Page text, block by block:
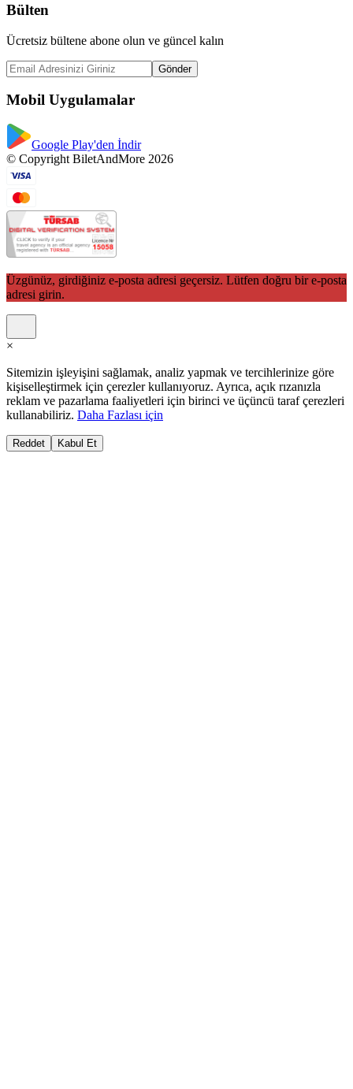
Bülten
Ücretsiz bültene abone olun ve güncel kalın
Gönder
Mobil Uygulamalar
Google Play'den İndir
© Copyright BiletAndMore 2026
Üzgünüz, girdiğiniz e-posta adresi geçersiz. Lütfen doğru bir e-posta
adresi girin.
×
Sitemizin işleyişini sağlamak, analiz yapmak ve tercihlerinize göre
kişiselleştirmek için çerezler kullanıyoruz. Ayrıca, açık rızanızla
reklam ve pazarlama faaliyetleri için birinci ve üçüncü taraf çerezleri
kullanabiliriz. Daha Fazlası için
Reddet Kabul Et